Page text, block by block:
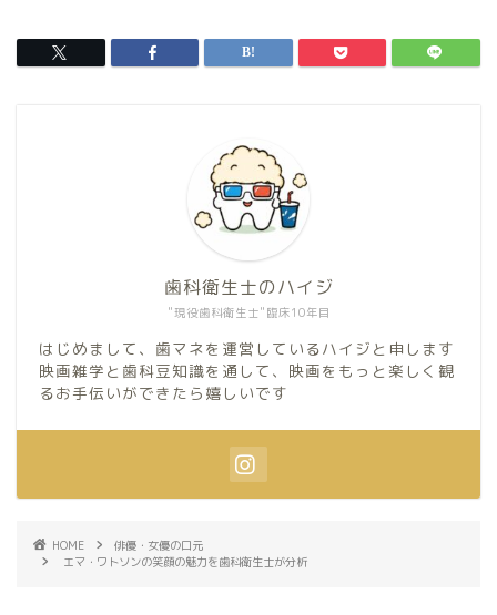
"現役歯科衛生士"臨床10年目
歯科衛生士のハイジ
はじめまして、歯マネを運営しているハイジと申します
映画雑学と歯科豆知識を通して、映画をもっと楽しく観
るお手伝いができたら嬉しいです
HOME
俳優・女優の口元
エマ・ワトソンの笑顔の魅力を歯科衛生士が分析